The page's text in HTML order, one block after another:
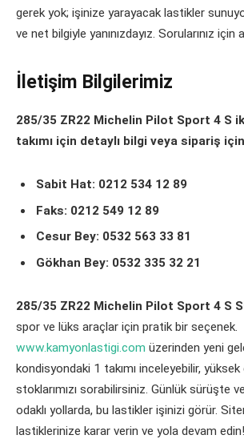
gerek yok; işinize yarayacak lastikler
ve net bilgiyle yanınızdayız. Sorularınız için
İletişim Bilgilerimiz
285/35 ZR22 Michelin Pilot Sport 4 S
takımı için detaylı bilgi veya sipariş
Sabit Hat: 0212 534 12 89
Faks: 0212 549 12 89
Cesur Bey: 0532 563 33 81
Gökhan Bey: 0532 335 32 21
285/35 ZR22 Michelin Pilot Sport 4 S
spor ve lüks araçlar için pratik bir seçenek.
www.kamyonlastigi.com üzerinden yeni
kondisyondaki 1 takımı inceleyebilir, yüksek
stoklarımızı sorabilirsiniz. Günlük sürüşte
odaklı yollarda, bu lastikler işinizi görür.
lastiklerinize karar verin ve yola devam edin!